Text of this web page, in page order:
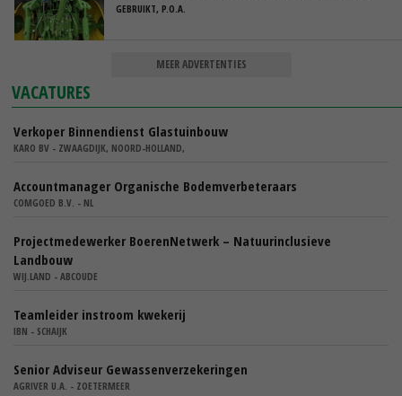
GEBRUIKT, P.O.A.
MEER ADVERTENTIES
VACATURES
Verkoper Binnendienst Glastuinbouw
KARO BV - ZWAAGDIJK, NOORD-HOLLAND,
Accountmanager Organische Bodemverbeteraars
COMGOED B.V. - NL
Projectmedewerker BoerenNetwerk – Natuurinclusieve
Landbouw
WIJ.LAND - ABCOUDE
Teamleider instroom kwekerij
IBN - SCHAIJK
Senior Adviseur Gewassenverzekeringen
AGRIVER U.A. - ZOETERMEER